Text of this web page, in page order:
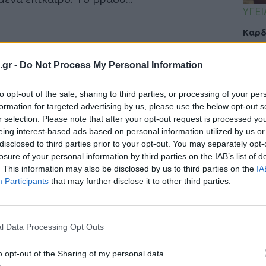
- Do Not Process My Personal Information
opt-out of the sale, sharing to third parties, or processing of your
for targeted advertising by us, please use the below opt-out
selection. Please note that after your opt-out request is processed
interest-based ads based on personal information utilized by us
to third parties prior to your opt-out. You may separately
of your personal information by third parties on the IAB’s list of
This information may also be disclosed by us to third parties on the
Participants that may further disclose it to other third parties.
Data Processing Opt Outs
opt-out of the Sharing of my personal data.
νοσοκομεία – Δεν έχουν
λειτουργούν τα δημόσια νοσοκομεία
του 2017 και οι διοικητές...
στα